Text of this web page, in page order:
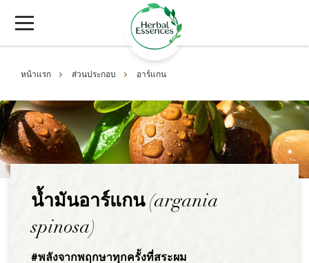
หน้าแรก ส่วนประกอบ อาร์แกน
น้ำมันอาร์แกน(argania
spinosa)
#พลังจากพฤกษาทุกครั้งที่สระผม